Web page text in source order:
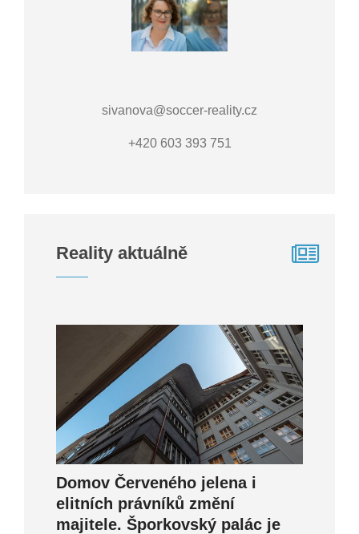
sivanova@soccer-reality.cz
+420 603 393 751
Reality aktuálně
Domov Červeného jelena i
elitních právníků změní
majitele. Šporkovský palác je